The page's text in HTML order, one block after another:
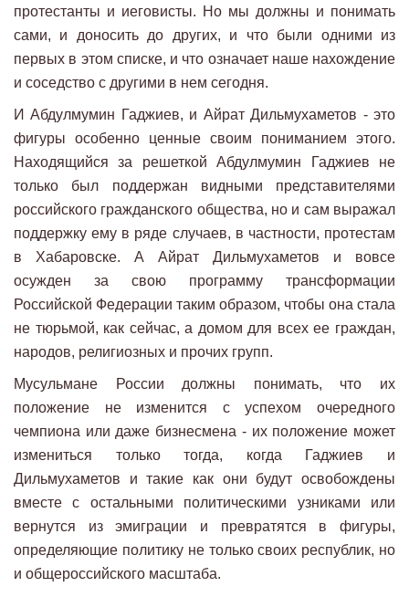
протестанты и иеговисты. Но мы должны и понимать
сами, и доносить до других, и что были одними из
первых в этом списке, и что означает наше нахождение
и соседство с другими в нем сегодня.
И Абдулмумин Гаджиев, и Айрат Дильмухаметов - это
фигуры особенно ценные своим пониманием этого.
Находящийся за решеткой Абдулмумин Гаджиев не
только был поддержан видными представителями
российского гражданского общества, но и сам выражал
поддержку ему в ряде случаев, в частности, протестам
в Хабаровске. А Айрат Дильмухаметов и вовсе
осужден за свою программу трансформации
Российской Федерации таким образом, чтобы она стала
не тюрьмой, как сейчас, а домом для всех ее граждан,
народов, религиозных и прочих групп.
Мусульмане России должны понимать, что их
положение не изменится с успехом очередного
чемпиона или даже бизнесмена - их положение может
измениться только тогда, когда Гаджиев и
Дильмухаметов и такие как они будут освобождены
вместе с остальными политическими узниками или
вернутся из эмиграции и превратятся в фигуры,
определяющие политику не только своих республик, но
и общероссийского масштаба.